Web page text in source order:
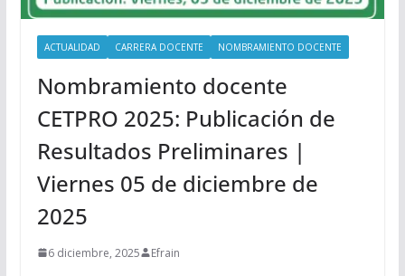
ACTUALIDAD CARRERA DOCENTE NOMBRAMIENTO DOCENTE
Nombramiento docente
CETPRO 2025: Publicación de
Resultados Preliminares |
Viernes 05 de diciembre de
2025
6 diciembre, 2025 Efrain